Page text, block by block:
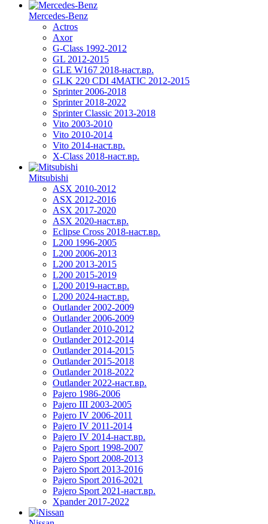
Mercedes-Benz
Actros
Axor
G-Class 1992-2012
GL 2012-2015
GLE W167 2018-наст.вр.
GLK 220 CDI 4MATIC 2012-2015
Sprinter 2006-2018
Sprinter 2018-2022
Sprinter Classic 2013-2018
Vito 2003-2010
Vito 2010-2014
Vito 2014-наст.вр.
X-Class 2018-наст.вр.
Mitsubishi
ASX 2010-2012
ASX 2012-2016
ASX 2017-2020
ASX 2020-наст.вр.
Eclipse Cross 2018-наст.вр.
L200 1996-2005
L200 2006-2013
L200 2013-2015
L200 2015-2019
L200 2019-наст.вр.
L200 2024-наст.вр.
Outlander 2002-2009
Outlander 2006-2009
Outlander 2010-2012
Outlander 2012-2014
Outlander 2014-2015
Outlander 2015-2018
Outlander 2018-2022
Outlander 2022-наст.вр.
Pajero 1986-2006
Pajero III 2003-2005
Pajero IV 2006-2011
Pajero IV 2011-2014
Pajero IV 2014-наст.вр.
Pajero Sport 1998-2007
Pajero Sport 2008-2013
Pajero Sport 2013-2016
Pajero Sport 2016-2021
Pajero Sport 2021-наст.вр.
Xpander 2017-2022